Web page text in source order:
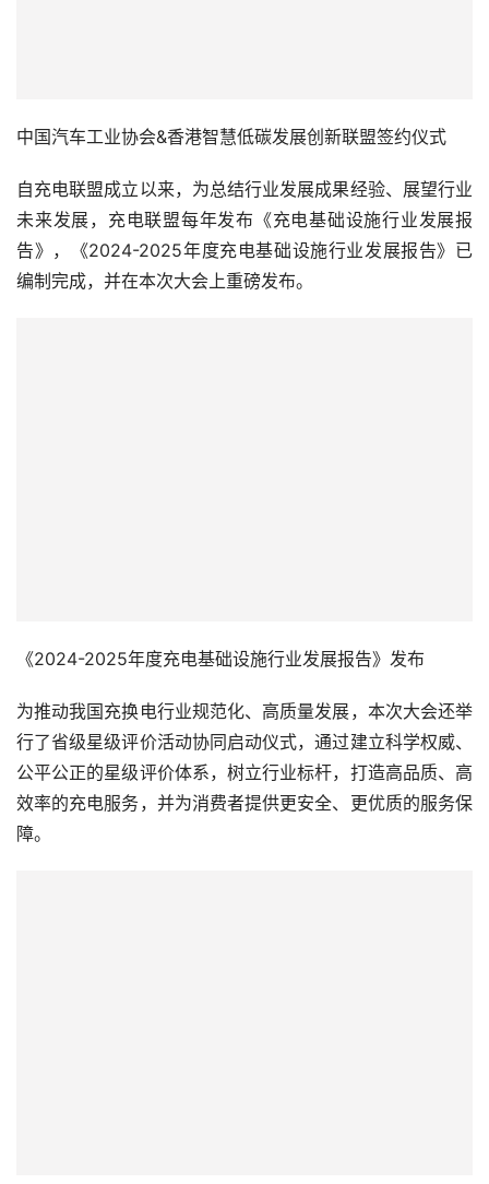
中国汽车工业协会&香港智慧低碳发展创新联盟签约仪式
自充电联盟成立以来，为总结行业发展成果经验、展望行业
未来发展，充电联盟每年发布《充电基础设施行业发展报
告》，《2024-2025年度充电基础设施行业发展报告》已
编制完成，并在本次大会上重磅发布。
为推动我国充换电行业规范化、高质量发展，本次大会还举
公平公正的星级评价体系，树立行业标杆，打造高品质、高
效率的充电服务，并为消费者提供更安全、更优质的服务保
障。